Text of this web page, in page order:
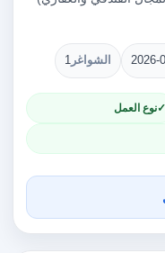
2026- الشواغر 1
نوع العمل